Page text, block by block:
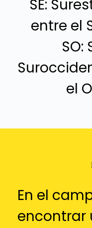
SE:
entre el
SO:
el
En el
encontrar